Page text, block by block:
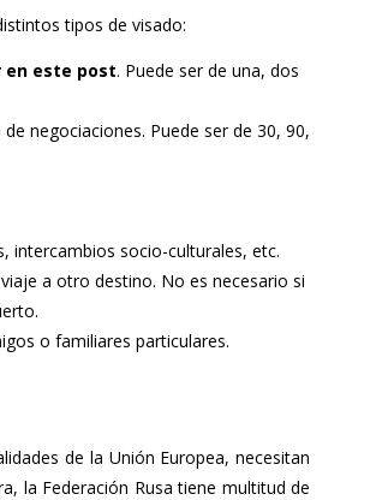
tipos de visado:
en este post. Puede ser de una, dos
negociaciones. Puede ser de 30, 90,
intercambios socio-culturales, etc.
a otro destino. No es necesario si
o familiares particulares.
de la Unión Europea, necesitan
la Federación Rusa tiene multitud de